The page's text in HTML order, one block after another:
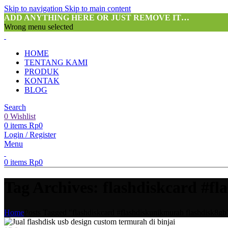
Skip to navigation Skip to main content
ADD ANYTHING HERE OR JUST REMOVE IT…
Wrong menu selected
HOME
TENTANG KAMI
PRODUK
KONTAK
BLOG
Search
0 Wishlist
0 items Rp0
Login / Register
Menu
0 items Rp0
Home